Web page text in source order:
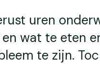
uren
wat te eten
te zijn.